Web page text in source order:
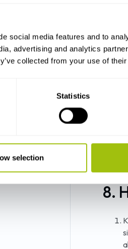
social media features and to
advertising and analytics
collected from your use of
Statistics
selection
7.
8.